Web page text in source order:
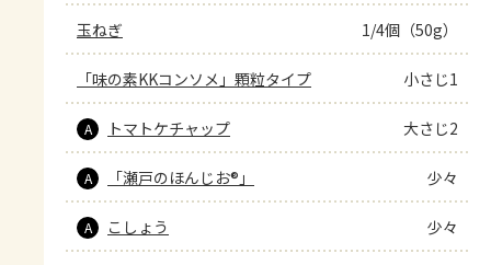
玉ねぎ 1/4個（50g）
「味の素KKコンソメ」顆粒タイプ 小さじ1
A トマトケチャップ 大さじ2
A 「瀬戸のほんじお®」 少々
A こしょう 少々